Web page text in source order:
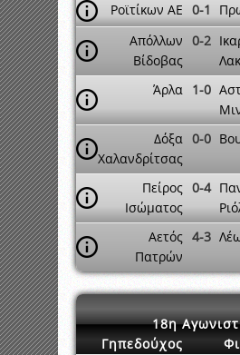
Ροϊτίκων ΑΕ 0-1
Απόλλων
Βίδοβας
0-2
Άρλα 1-0
Δόξα
Χαλανδρίτσας
0-0
Πείρος
Ισώματος
0-4
Αετός
Πατρών
4-3
18η
Γηπεδούχος